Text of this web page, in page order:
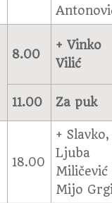
8.00
+ Vinko
Vilić
11.00 Za puk
18.00
+ Slavko,
Ljuba
Miličević
Mijo